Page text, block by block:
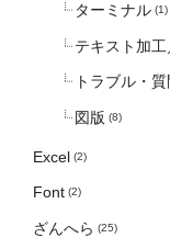
ターミナル (1)
テキスト加
トラブル・
図版 (8)
Excel (2)
Font (2)
ざんへら (25)